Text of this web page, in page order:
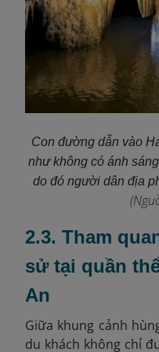
Con đường dẫn vào
như không có ánh
do đó người dân địa
2.3. Tham
sử tại quần
An
Giữa khung cảnh
du khách không chỉ